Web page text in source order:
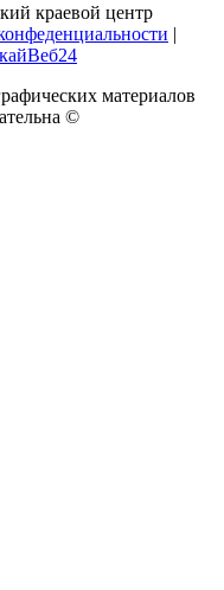
краевой центр
|
материалов
©